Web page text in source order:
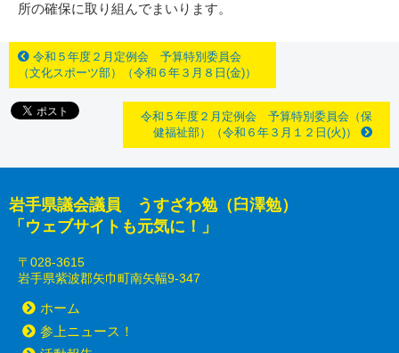
所の確保に取り組んでまいります。
令和５年度２月定例会 予算特別委員会
（文化スポーツ部）（令和６年３月８日(金)）
令和５年度２月定例会 予算特別委員会（保
健福祉部）（令和６年３月１２日(火)）
岩手県議会議員 うすざわ勉（臼澤勉）
「ウェブサイトも元気に！」
〒028-3615
岩手県紫波郡矢巾町南矢幅9-347
ホーム
参上ニュース！